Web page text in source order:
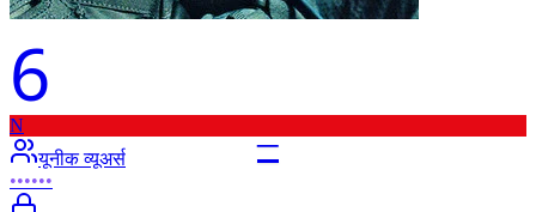
6
–
N
यूनीक व्यूअर्स
••••••